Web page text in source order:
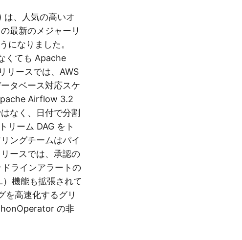
、人気の高いオ
最新のメジャーリ
になりました。
くても Apache
リースでは、AWS
タベース対応スケ
Airflow 3.2
なく、日付で分割
リーム DAG をト
ングチームはパイ
ースでは、承認の
ラインアラートの
機能も拡張されて
を高速化するグリ
の非